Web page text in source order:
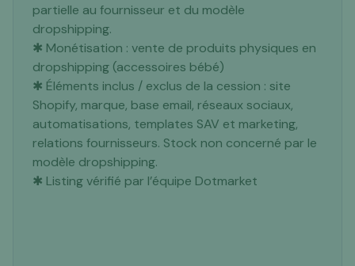
partielle au fournisseur et du modèle
dropshipping.
✱ Monétisation : vente de produits physiques en
dropshipping (accessoires bébé)
✱ Éléments inclus / exclus de la cession : site
Shopify, marque, base email, réseaux sociaux,
automatisations, templates SAV et marketing,
relations fournisseurs. Stock non concerné par le
modèle dropshipping.
✱ Listing vérifié par l’équipe Dotmarket